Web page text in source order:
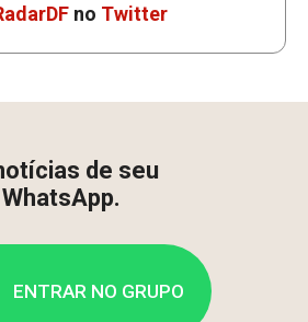
no Twitter
de seu
ENTRAR NO GRUPO